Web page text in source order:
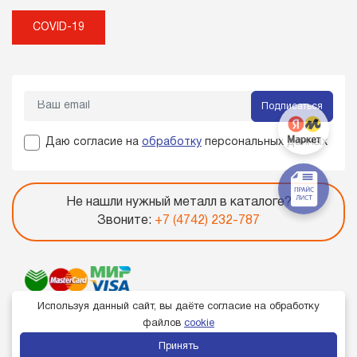
COVID-19
Подписаться
Даю согласие на обработку персональных данных
Не нашли нужный металл в каталоге?
Звоните: +7 (4742) 232-787
Используя данный сайт, вы даёте согласие на обработку
файлов cookie
Принять